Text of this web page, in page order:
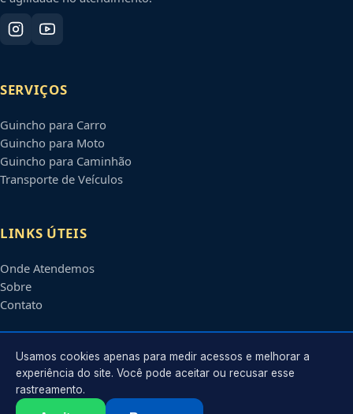
SERVIÇOS
Guincho para Carro
Guincho para Moto
Guincho para Caminhão
Transporte de Veículos
LINKS ÚTEIS
Onde Atendemos
Sobre
Contato
CONTATO
Atendimento em
Usamos cookies apenas para medir acessos e melhorar a
experiência do site. Você pode aceitar ou recusar esse
rastreamento.